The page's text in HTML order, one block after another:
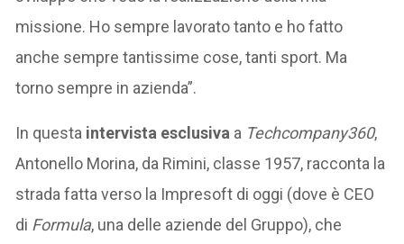
missione. Ho sempre lavorato tanto e ho fatto
anche sempre tantissime cose, tanti sport. Ma
torno sempre in azienda”.
In questa intervista esclusiva a Techcompany360,
Antonello Morina, da Rimini, classe 1957, racconta la
strada fatta verso la Impresoft di oggi (dove è CEO
di Formula, una delle aziende del Gruppo), che